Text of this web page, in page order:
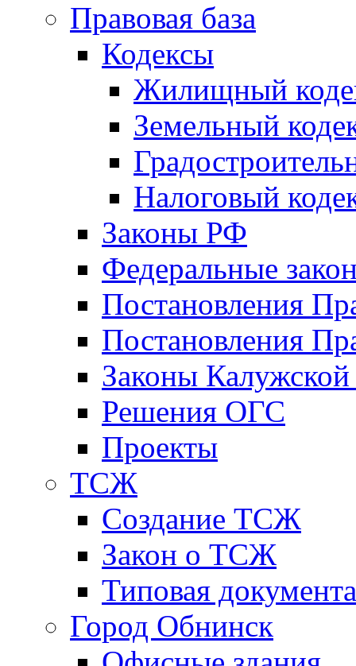
Правовая база
Кодексы
Жилищный
Земельный
Налоговый
Законы РФ
Федеральные
Постановления
Постановления
Законы Калужской
Решения ОГС
Проекты
ТСЖ
Создание ТСЖ
Закон о ТСЖ
Типовая
Город Обнинск